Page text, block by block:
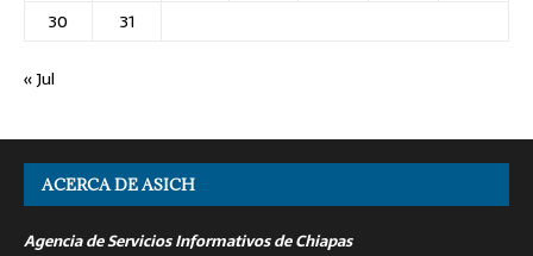
30
31
« Jul
ACERCA DE ASICH
Agencia de Servicios Informativos de Chiapas